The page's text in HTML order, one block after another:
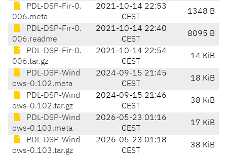
PDL-DSP-Fir-0.
006.meta
2021-10-14 22:53
CEST
1348 B
PDL-DSP-Fir-0.
006.readme
2021-10-14 22:40
CEST
8095 B
PDL-DSP-Fir-0.
006.tar.gz
2021-10-14 22:54
CEST
14 KiB
PDL-DSP-Wind
ows-0.102.meta
2024-09-15 21:45
CEST
18 KiB
PDL-DSP-Wind
ows-0.102.tar.gz
2024-09-15 21:46
CEST
38 KiB
PDL-DSP-Wind
ows-0.103.meta
2026-05-23 01:16
CEST
17 KiB
PDL-DSP-Wind
ows-0.103.tar.gz
2026-05-23 01:18
CEST
38 KiB